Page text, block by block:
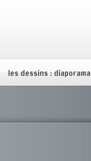
les dessins : diaporama